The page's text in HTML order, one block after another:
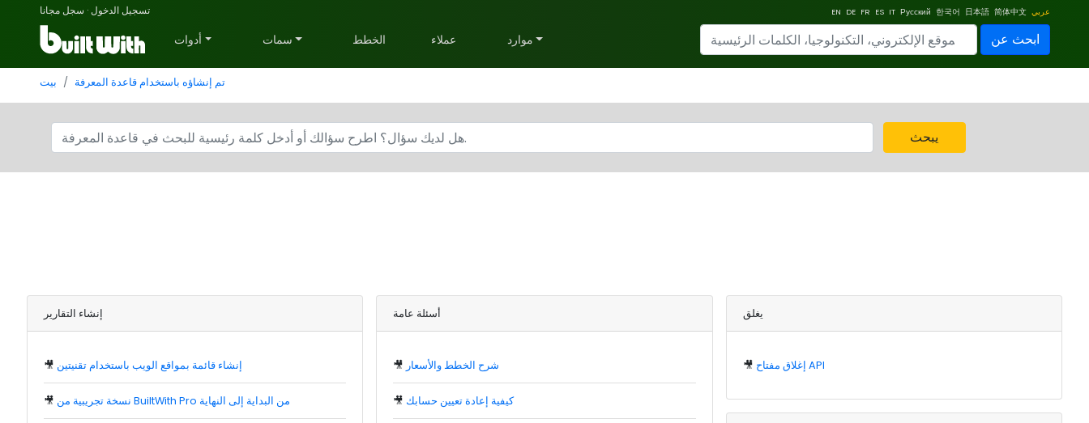
تسجيل الدخول· سجل مجانا EN DE FR ES IT Русский 한국어 日本語 简体中文 عربي
أدوات سمات الخطط عملاء موارد ابحث عن
بيت تم إنشاؤه باستخدام قاعدة المعرفة
يبحث
إنشاء التقارير
🎥 إنشاء قائمة بمواقع الويب باستخدام تقنيتين
🎥 نسخة تجريبية من BuiltWith Pro من البداية إلى النهاية
أسئلة عامة
🎥 شرح الخطط والأسعار
🎥 كيفية إعادة تعيين حسابك
يغلق
🎥 إغلاق مفتاح API